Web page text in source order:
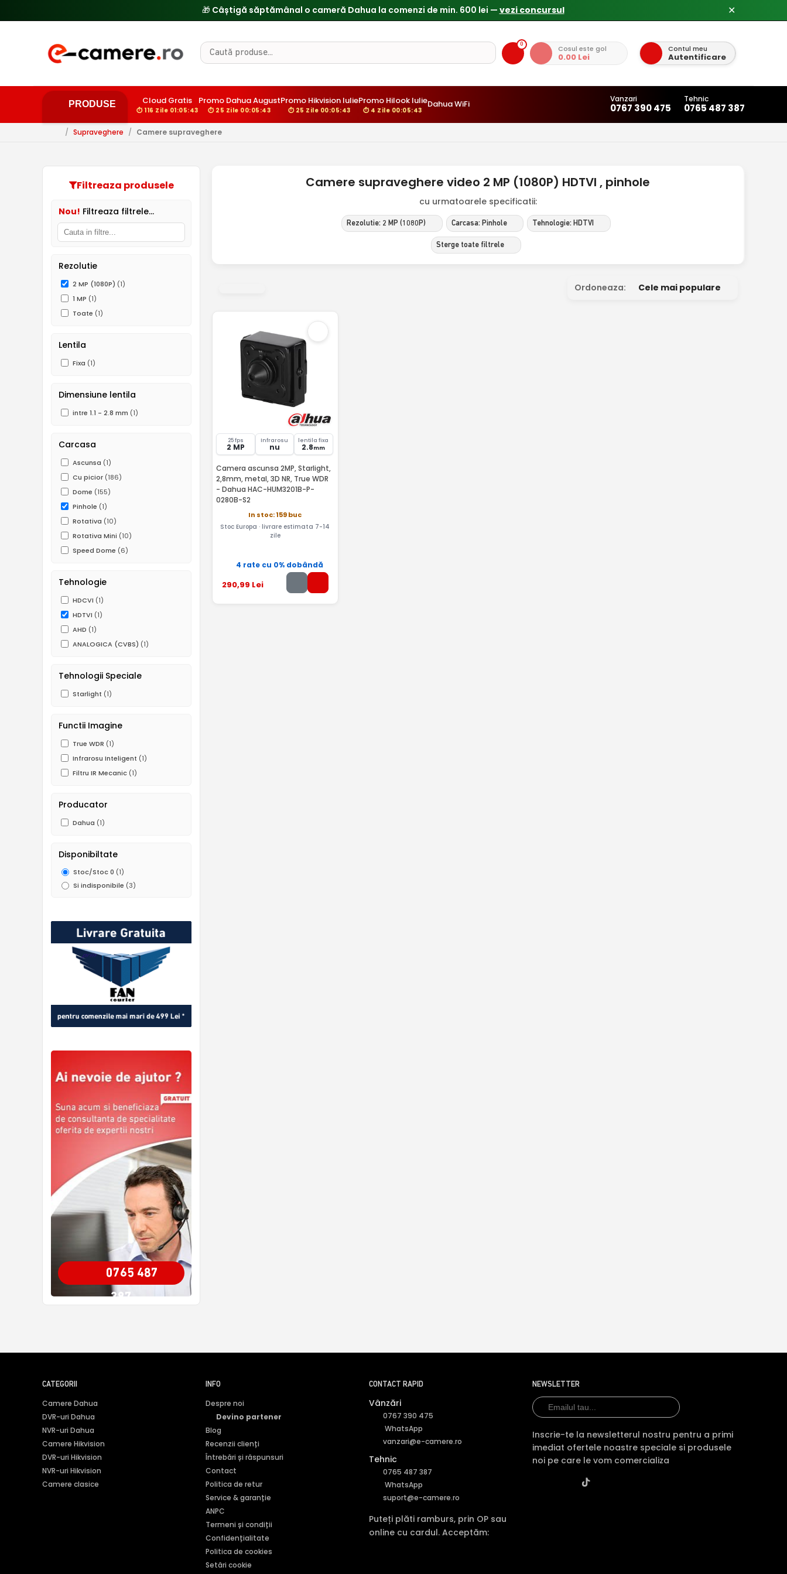
🎁 Câștigă săptămânal o cameră Dahua la comenzi de min. 600 lei — vezi concursul ✕
0 Cosul este gol
0.00 Lei
Contul meu
Autentificare
PRODUSE Cloud Gratis
⏱ 116 Zile 01:05:42
Promo Dahua August
⏱ 25 Zile 00:05:42
Promo Hikvision Iulie
⏱ 25 Zile 00:05:42
Promo Hilook Iulie
⏱ 4 Zile 00:05:42
Dahua WiFi Vanzari
0767 390 475
Tehnic
0765 487 387
/ Supraveghere / Camere supraveghere
Filtreaza produsele
Nou! Filtreaza filtrele...
Rezolutie
2 MP (1080P) (1)
1 MP (1)
Toate (1)
Lentila
Fixa (1)
Dimensiune lentila
intre 1.1 - 2.8 mm (1)
Carcasa
Ascunsa (1)
Cu picior (186)
Dome (155)
Pinhole (1)
Rotativa (10)
Rotativa Mini (10)
Speed Dome (6)
Tehnologie
HDCVI (1)
HDTVI (1)
AHD (1)
ANALOGICA (CVBS) (1)
Tehnologii Speciale
Starlight (1)
Functii Imagine
True WDR (1)
Infrarosu Inteligent (1)
Filtru IR Mecanic (1)
Producator
Dahua (1)
Disponibiltate
Stoc/Stoc 0 (1)
Si indisponibile (3)
0765 487
387
Camere supraveghere video 2 MP (1080P) HDTVI , pinhole
cu urmatoarele specificatii:
Rezolutie: 2 MP (1080P) Carcasa: Pinhole Tehnologie: HDTVI
Sterge toate filtrele
Ordoneaza: Cele mai populare
25 fps
2 MP
Infrarosu
nu
lentila fixa
2.8mm
Camera ascunsa 2MP, Starlight,
2,8mm, metal, 3D NR, True WDR
- Dahua HAC-HUM3201B-P-
0280B-S2
In stoc: 159 buc
Stoc Europa · livrare estimata 7-14
zile
4 rate cu 0% dobândă
290,99 Lei
CATEGORII
Camere Dahua
DVR-uri Dahua
NVR-uri Dahua
Camere Hikvision
DVR-uri Hikvision
NVR-uri Hikvision
Camere clasice
INFO
Despre noi
Devino partener
Blog
Recenzii clienți
Întrebări și răspunsuri
Contact
Politica de retur
Service & garanție
ANPC
Termeni și condiții
Confidențialitate
Politica de cookies
Setări cookie
CONTACT RAPID
Vânzări
0767 390 475
WhatsApp
vanzari@e-camere.ro
Tehnic
0765 487 387
WhatsApp
suport@e-camere.ro
Puteți plăti ramburs, prin OP sau
online cu cardul. Acceptăm:
NEWSLETTER
Inscrie-te la newsletterul nostru pentru a primi
imediat ofertele noastre speciale si produsele
noi pe care le vom comercializa